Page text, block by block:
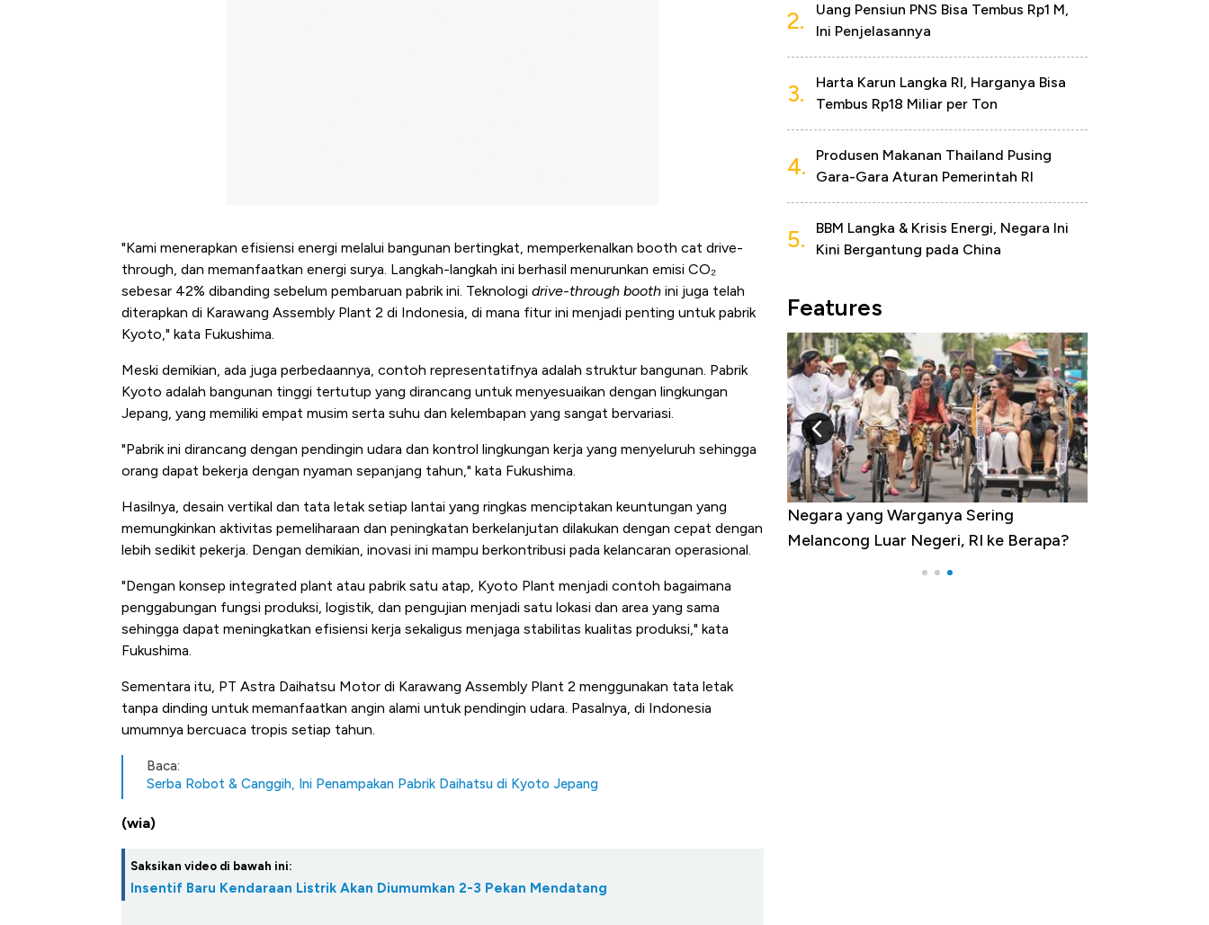
"Kami menerapkan efisiensi energi melalui bangunan bertingkat, memperkenalkan booth cat drive-
through, dan memanfaatkan energi surya. Langkah-langkah ini berhasil menurunkan emisi CO₂
sebesar 42% dibanding sebelum pembaruan pabrik ini. Teknologi drive-through booth ini juga telah
diterapkan di Karawang Assembly Plant 2 di Indonesia, di mana fitur ini menjadi penting untuk pabrik
Kyoto," kata Fukushima.
Meski demikian, ada juga perbedaannya, contoh representatifnya adalah struktur bangunan. Pabrik
Kyoto adalah bangunan tinggi tertutup yang dirancang untuk menyesuaikan dengan lingkungan
Jepang, yang memiliki empat musim serta suhu dan kelembapan yang sangat bervariasi.
"Pabrik ini dirancang dengan pendingin udara dan kontrol lingkungan kerja yang menyeluruh sehingga
orang dapat bekerja dengan nyaman sepanjang tahun," kata Fukushima.
Hasilnya, desain vertikal dan tata letak setiap lantai yang ringkas menciptakan keuntungan yang
memungkinkan aktivitas pemeliharaan dan peningkatan berkelanjutan dilakukan dengan cepat dengan
lebih sedikit pekerja. Dengan demikian, inovasi ini mampu berkontribusi pada kelancaran operasional.
"Dengan konsep integrated plant atau pabrik satu atap, Kyoto Plant menjadi contoh bagaimana
penggabungan fungsi produksi, logistik, dan pengujian menjadi satu lokasi dan area yang sama
sehingga dapat meningkatkan efisiensi kerja sekaligus menjaga stabilitas kualitas produksi," kata
Fukushima.
Sementara itu, PT Astra Daihatsu Motor di Karawang Assembly Plant 2 menggunakan tata letak
tanpa dinding untuk memanfaatkan angin alami untuk pendingin udara. Pasalnya, di Indonesia
umumnya bercuaca tropis setiap tahun.
Baca:
Serba Robot & Canggih, Ini Penampakan Pabrik Daihatsu di Kyoto Jepang
(wia)
Saksikan video di bawah ini:
Insentif Baru Kendaraan Listrik Akan Diumumkan 2-3 Pekan Mendatang
2.
Uang Pensiun PNS Bisa Tembus Rp1 M,
Ini Penjelasannya
3.
Harta Karun Langka RI, Harganya Bisa
Tembus Rp18 Miliar per Ton
4.
Produsen Makanan Thailand Pusing
Gara-Gara Aturan Pemerintah RI
5.
BBM Langka & Krisis Energi, Negara Ini
Kini Bergantung pada China
Features
Begini Cara Korsel atasi Panas Tanpa AC
di Jaman Dulu
Daftar Sungai Terpanjang di Dunia,
Sampai Ribuan Kilometer
Negara yang Warganya Sering
Melancong Luar Negeri, RI ke Berapa?